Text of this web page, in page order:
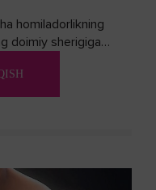
homiladorlikning
doimiy sherigiga